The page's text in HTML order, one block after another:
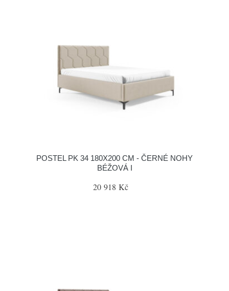
POSTEL PK 34 180X200 CM - ČERNÉ NOHY
BÉŽOVÁ I
20 918 Kč